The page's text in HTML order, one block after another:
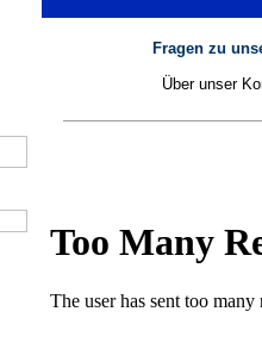
Fragen zu
Über unser